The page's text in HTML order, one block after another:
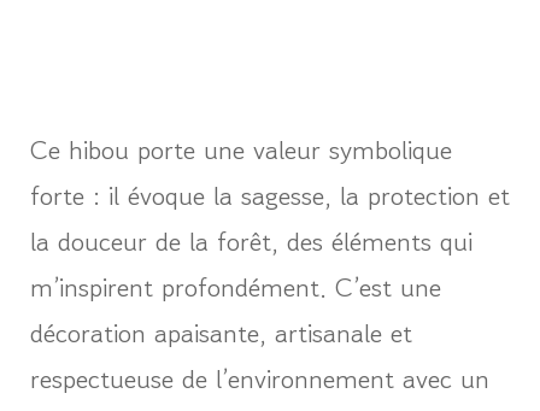
Ce hibou porte une valeur symbolique
forte : il évoque la sagesse, la protection et
la douceur de la forêt, des éléments qui
m’inspirent profondément. C’est une
décoration apaisante, artisanale et
respectueuse de l’environnement avec un